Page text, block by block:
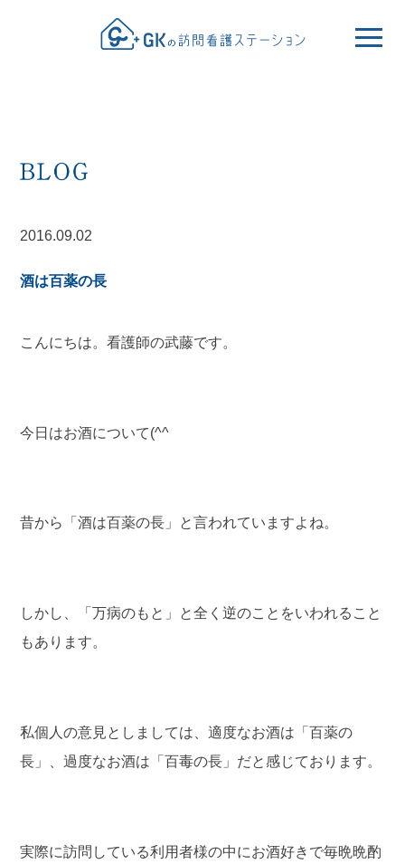
2016.09.02
酒は百薬の長
こんにちは。看護師の武藤です。
今日はお酒について(^^
昔から「酒は百薬の長」と言われていますよね。
しかし、「万病のもと」と全く逆のことをいわれること
もあります。
私個人の意見としましては、適度なお酒は「百薬の
長」、過度なお酒は「百毒の長」だと感じております。
実際に訪問している利用者様の中にお酒好きで毎晩晩酌